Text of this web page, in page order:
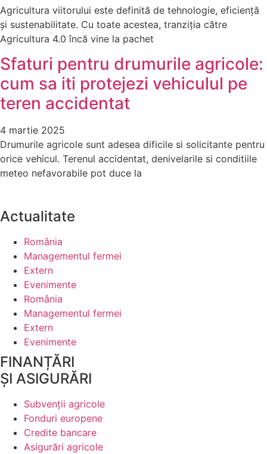
Agricultura viitorului este definită de tehnologie, eficiență
și sustenabilitate. Cu toate acestea, tranziția către
Agricultura 4.0 încă vine la pachet
Sfaturi pentru drumurile agricole:
cum sa iti protejezi vehiculul pe
teren accidentat
4 martie 2025
Drumurile agricole sunt adesea dificile si solicitante pentru
orice vehicul. Terenul accidentat, denivelarile si conditiile
meteo nefavorabile pot duce la
Actualitate
România
Managementul fermei
Extern
Evenimente
România
Managementul fermei
Extern
Evenimente
FINANȚĂRI
ȘI ASIGURĂRI
Subvenții agricole
Fonduri europene
Credite bancare
Asigurări agricole